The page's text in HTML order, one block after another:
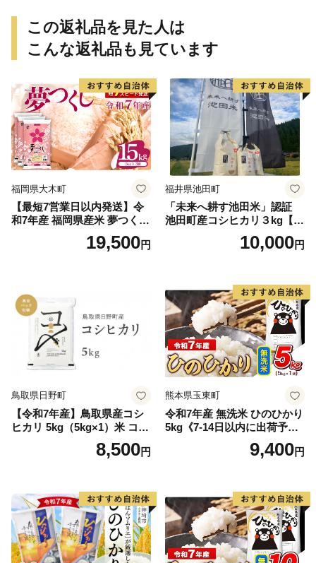
この返礼品を見た人は
こんな返礼品も見ています
福岡県大木町
【最短7営業日以内発送】令
和7年産 福岡県産米 夢つくし
15kg 精米 ※北海道・沖縄・
19,500円
福井県池田町
「未来へ耕す池田米」認証
池田町産コシヒカリ３kg【お
1人様につき３セットまで】
10,000円
鳥取県日野町
【令和7年産】鳥取県産コシ
ヒカリ 5kg（5kg×1）米 コシ
ヒカリ こしひかり お米 白米
精米 5キロ おこめ こめ コメ
野町産 Elevation
8,500円
熊本県玉東町
令和7年産 無洗米 ひのひかり
5kg《7-14日以内に出荷予定
(土日祝除く)》コメ 米 無洗米
高レビュー｜人気米 熊本県
9,400円